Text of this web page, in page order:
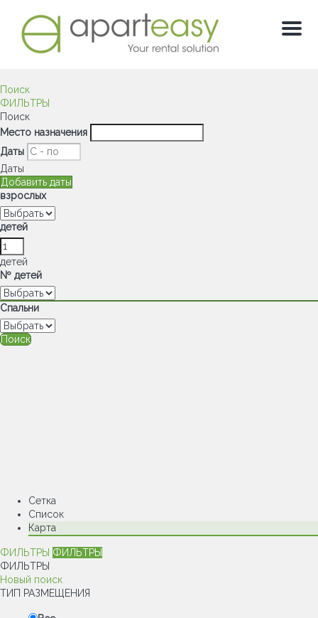
Меню
Поиск
ФИЛЬТРЫ
Поиск
Место назначения
Даты
Даты
Добавить даты
взрослых
детей
детей
Nº детей
Спальни
Поиск
Сетка
Список
Карта
ФИЛЬТРЫ ФИЛЬТРЫ
ФИЛЬТРЫ
Новый поиск
ТИП РАЗМЕЩЕНИЯ